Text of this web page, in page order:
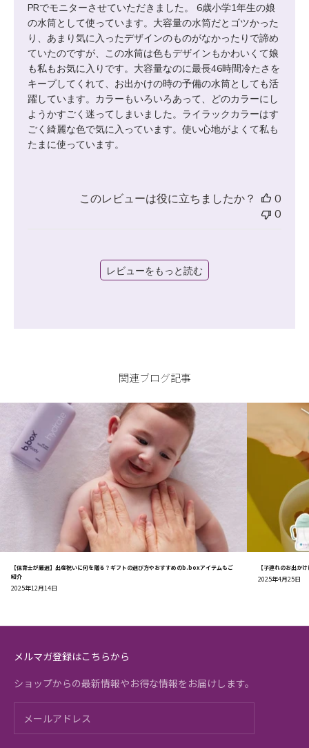
PRでモニターさせていただきました。 6歳小学1年生の娘
の水筒として使っています。大容量の水筒だとゴツかった
り、あまり気に入ったデザインのものがなかったりで諦め
ていたのですが、この水筒は色もデザインもかわいくて娘
も私もお気に入りです。大容量なのに最長46時間冷たさを
キープしてくれて、お出かけの時の予備の水筒としても活
躍しています。カラーもいろいろあって、どのカラーにし
ようかすごく迷ってしまいました。ライラックカラーはす
ごく綺麗な色で気に入っています。使い心地がよくて私も
たまに使っています。
このレビューは役に立ちましたか？
0
0
レビューをもっと読む
関連ブログ記事
【保育士が厳選】出産祝いに何を贈る？ギフトの選び方やおすすめのb.boxアイテムもご
紹介
2025年12月14日
【子連れのお出か
2025年4月25日
メルマガ登録はこちらから
ショップからの最新情報やお得な情報をお届けします。